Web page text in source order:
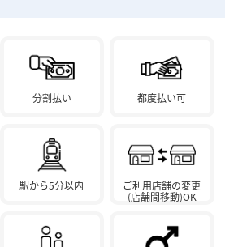
分割払い 都度払い可
駅から5分以内
ご利用店舗の変更
(店舗間移動)OK